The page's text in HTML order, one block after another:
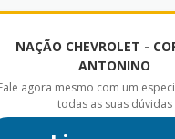
NAÇÃO CHEVROLET -
ANTONINO
agora mesmo com um
todas as suas dúvidas